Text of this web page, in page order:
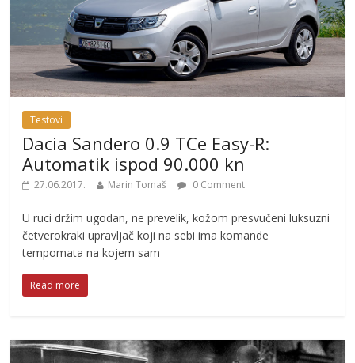
Testovi
Dacia Sandero 0.9 TCe Easy-R:
Automatik ispod 90.000 kn
27.06.2017. Marin Tomaš 0 Comment
U ruci držim ugodan, ne prevelik, kožom presvučeni luksuzni
četverokraki upravljač koji na sebi ima komande
tempomata na kojem sam
Read more